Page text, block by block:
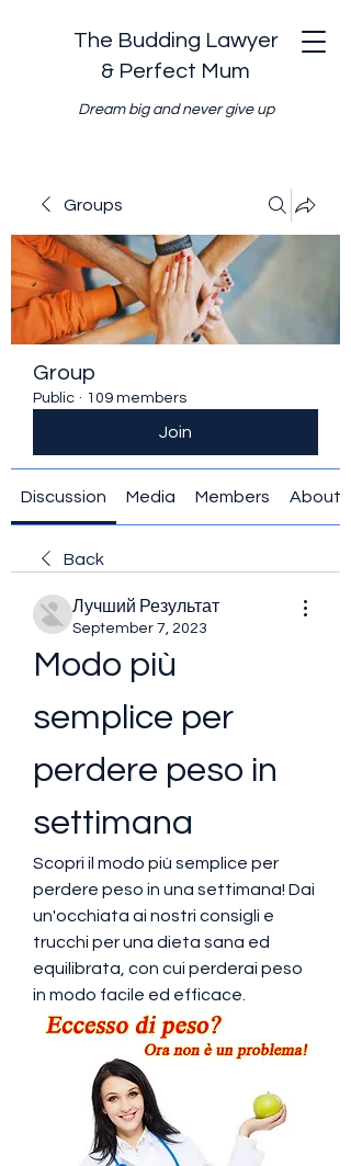
The Budding Lawyer
& Perfect Mum
Dream big and never give up
Groups
Group
Public · 109 members
Join
Discussion Media Members About
Back
Лучший Результат
September 7, 2023
Modo più
semplice per
perdere peso in
settimana
Scopri il modo più semplice per
perdere peso in una settimana! Dai
un'occhiata ai nostri consigli e
trucchi per una dieta sana ed
equilibrata, con cui perderai peso
in modo facile ed efficace.